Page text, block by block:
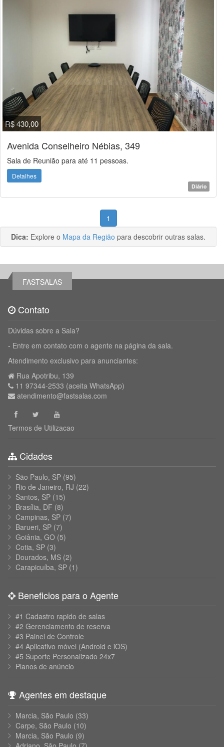
R$ 430,00
Avenida Conselheiro Nébias, 349
Sala de Reunião para até 11 pessoas.
Detalhes
Diário
1
Dica: Explore o Mapa da Região para descobrir outras salas.
FASTSALAS
Contato
Dúvidas sobre a Sala?
- Entre em contato com o agente na página da sala.
Atendimento exclusivo para anunciantes:
Rua Apotribu, 139
11 97344-2533 (aceita WhatsApp)
atendimento@fastsalas.com
Termos de Utilizacao
Cidades
São Paulo, SP (95)
Rio de Janeiro, RJ (22)
Santos, SP (15)
Brasília, DF (8)
Campinas, SP (7)
Barueri, SP (7)
Goiânia, GO (5)
Cotia, SP (3)
Dourados, MS (2)
Carapicuíba, SP (1)
Beneficios para o Agente
#1 Cadastro rapido de salas
#2 Gerenciamento de reserva
#3 Painel de Controle
#4 Aplicativo móvel (Android e iOS)
#5 Suporte Personalizado 24x7
Planos de anúncio
Agentes em destaque
Marcia, São Paulo (33)
Carpe, São Paulo (10)
Marcia, São Paulo (9)